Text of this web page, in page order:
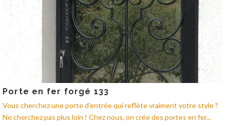
Porte en fer forgé 133
Vous cherchez une porte d’entrée qui reflète vraiment votre style ?
Ne cherchez pas plus loin ! Chez nous, on crée des portes en fer...